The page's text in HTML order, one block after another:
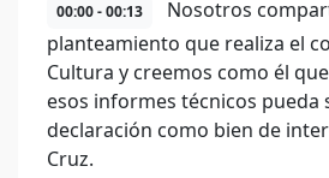
00:00 - 00:13
Nosotros
planteamiento que realiza el
Cultura y creemos como él
esos informes técnicos pueda
declaración como bien de
Cruz.